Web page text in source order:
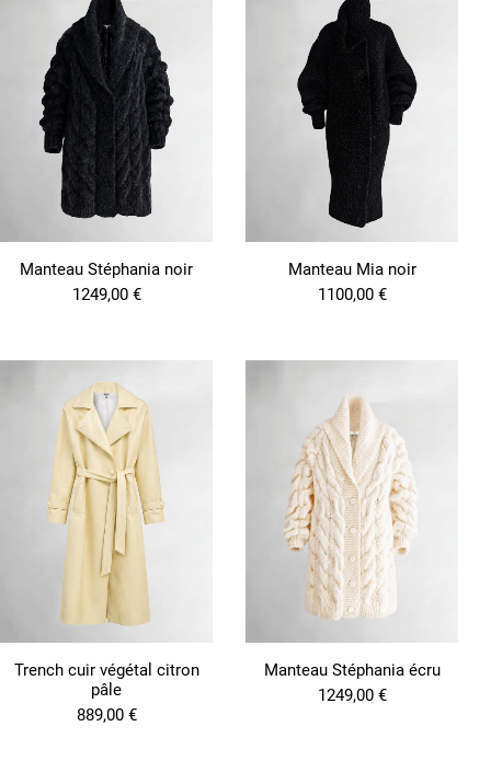
.
L
e
s
o
p
t
i
o
n
s
p
e
u
v
t
ê
t
r
e
c
h
o
i
s
e
s
s
u
l
a
p
Manteau Stéphania noir
1249,00 €
Manteau Mia noir
1100,00 €
Trench cuir végétal citron
pâle
889,00 €
Manteau Stéphania écru
1249,00 €